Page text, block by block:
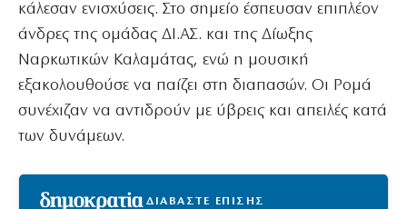
κάλεσαν ενισχύσεις. Στο σημείο έσπευσαν επιπλέον
άνδρες της ομάδας ΔΙ.ΑΣ. και της Δίωξης
Ναρκωτικών Καλαμάτας, ενώ η μουσική
εξακολουθούσε να παίζει στη διαπασών. Οι Ρομά
συνέχιζαν να αντιδρούν με ύβρεις και απειλές κατά
των δυνάμεων.
ΔΙΑΒΑΣΤΕ ΕΠΙΣΗΣ